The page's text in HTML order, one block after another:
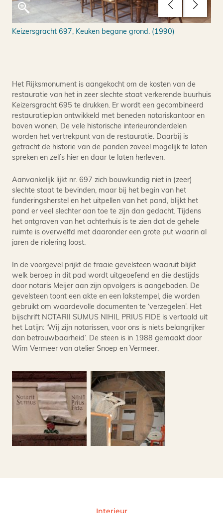
Keizersgracht 697, Keuken begane grond. (1990)
Het Rijksmonument is aangekocht om de kosten van de
restauratie van het in zeer slechte staat verkerende buurhuis
Keizersgracht 695 te drukken. Er wordt een gecombineerd
restauratieplan ontwikkeld met beneden notariskantoor en
boven wonen. De vele historische interieuronderdelen
worden het vertrekpunt van de restauratie. Daarbij is
getracht de historie van de panden zoveel mogelijk te laten
spreken en zelfs hier en daar te laten herleven.
Aanvankelijk lijkt nr. 697 zich bouwkundig niet in (zeer)
slechte staat te bevinden, maar bij het begin van het
funderingsherstel en het uitpellen van het pand, blijkt het
pand er veel slechter aan toe te zijn dan gedacht. Tijdens
het ontgraven van het achterhuis is te zien dat de gehele
ruimte is overwelfd met daaronder een grote put waarin al
jaren de riolering loost.
In de voorgevel prijkt de fraaie gevelsteen waaruit blijkt
welk beroep in dit pad wordt uitgeoefend en die destijds
door notaris Meijer aan zijn opvolgers is aangeboden. De
gevelsteen toont een akte en een lakstempel, die worden
gebruikt om waardevolle documenten te ‘verzegelen’. Het
bijschrift NOTARII SUMUS NIHIL PRIUS FIDE is vertaald uit
het Latijn: ‘Wij zijn notarissen, voor ons is niets belangrijker
dan betrouwbaarheid’. De steen is in 1988 gemaakt door
Wim Vermeer van atelier Snoep en Vermeer.
Interieur